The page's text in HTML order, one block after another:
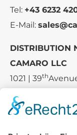
Tel: +43 6232
E-Mail:
DISTRIBUTION
CAMARO LLC
1021 | 39th
Tel.:+1 253-867-